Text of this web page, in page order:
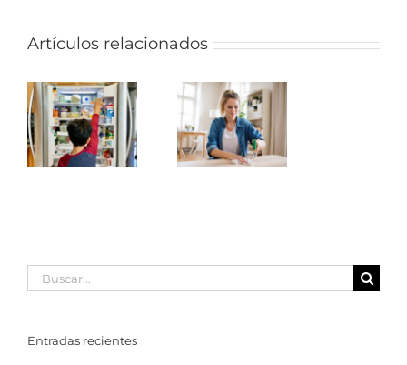
Artículos relacionados
LIMPIEZA
DEL HOGAR:
¿PARA QUÉ
SIRVE CADA
Buscar:
Entradas recientes